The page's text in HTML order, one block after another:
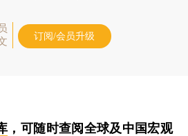
订阅/会员升级
，可随时查阅全球及中国宏观